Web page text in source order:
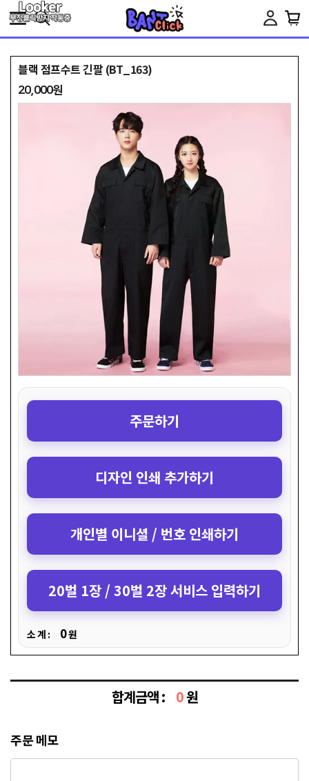
Toggle
블랙 점프수트 긴팔 (BT_163)
20,000원
주문하기
디자인 인쇄 추가하기
개인별 이니셜 / 번호 인쇄하기
20벌 1장 / 30벌 2장 서비스 입력하기
소 계 : 0원
합계금액 : 0원
주문 메모